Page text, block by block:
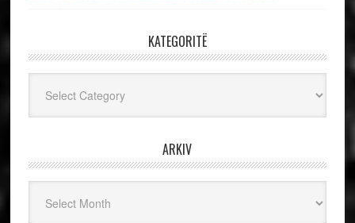
KATEGORITË
ARKIV